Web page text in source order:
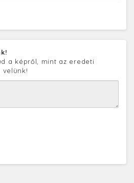
a képről, mint az eredeti
velünk!